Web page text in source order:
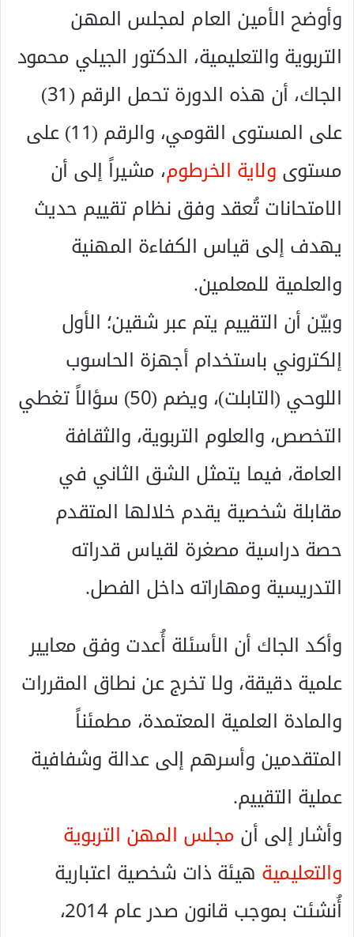
وأوضح الأمين العام لمجلس المهن
التربوية والتعليمية، الدكتور الجيلي محمود
الجاك، أن هذه الدورة تحمل الرقم (31)
على المستوى القومي، والرقم (11) على
مستوىولاية الخرطوم، مشيراً إلى أن
الامتحانات تُعقد وفق نظام تقييم حديث
يهدف إلى قياس الكفاءة المهنية
والعلمية للمعلمين.
وبيّن أن التقييم يتم عبر شقين؛ الأول
إلكتروني باستخدام أجهزة الحاسوب
اللوحي (التابلت)، ويضم (50) سؤالاً تغطي
التخصص، والعلوم التربوية، والثقافة
العامة، فيما يتمثل الشق الثاني في
مقابلة شخصية يقدم خلالها المتقدم
حصة دراسية مصغرة لقياس قدراته
التدريسية ومهاراته داخل الفصل.
وأكد الجاك أن الأسئلة أُعدت وفق معايير
علمية دقيقة، ولا تخرج عن نطاق المقررات
والمادة العلمية المعتمدة، مطمئناً
المتقدمين وأسرهم إلى عدالة وشفافية
عملية التقييم.
وأشار إلى أنمجلس المهن التربوية
والتعليمية هيئة ذات شخصية اعتبارية
أُنشئت بموجب قانون صدر عام 2014،